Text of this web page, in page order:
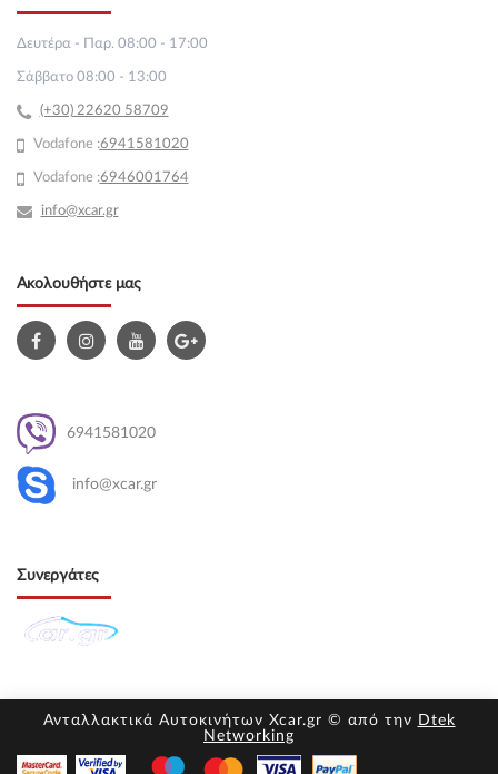
Δευτέρα - Παρ. 08:00 - 17:00
Σάββατο 08:00 - 13:00
(+30) 22620 58709
Vodafone :6941581020
Vodafone :6946001764
info@xcar.gr
Ακολουθήστε μας
6941581020
info@xcar.gr
Συνεργάτες
Ανταλλακτικά Αυτοκινήτων Xcar.gr © από την Dtek
Networking